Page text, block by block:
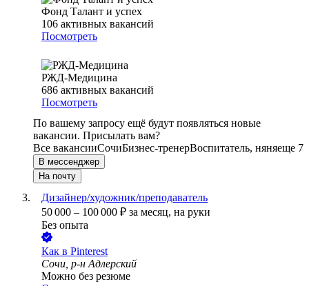
Фонд Талант и успех
106 активных вакансий
Посмотреть
РЖД-Медицина
686 активных вакансий
Посмотреть
По вашему запросу ещё будут появляться новые
вакансии. Присылать вам?
Все вакансииСочиБизнес-тренерВоспитатель, няняеще 7
В мессенджер
На почту
Дизайнер/художник/преподаватель
50 000 – 100 000 ₽ за месяц, на руки
Без опыта
Как в Pinterest
Сочи, р-н Адлерский
Можно без резюме